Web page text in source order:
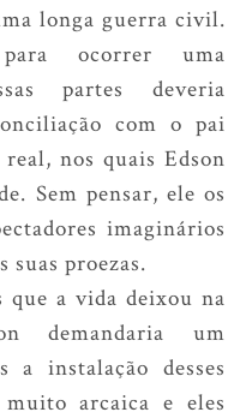
longa guerra civil.
ocorrer uma
partes deveria
com o pai
nos quais Edson
Sem pensar, ele os
imaginários
suas proezas.
que a vida deixou na
demandaria um
a instalação desses
muito arcaica e eles